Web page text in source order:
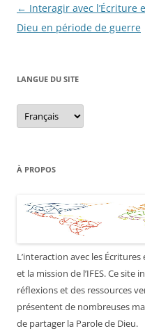
Navigation
des
← Interagir avec l’Écriture
Dieu en période de guerre
LANGUE DU SITE
Langue
du
site
À PROPOS
L’interaction avec les
et la mission de l’IFES. Ce
réflexions et des ressources
présentent de nombreuses
de partager la Parole de Dieu.